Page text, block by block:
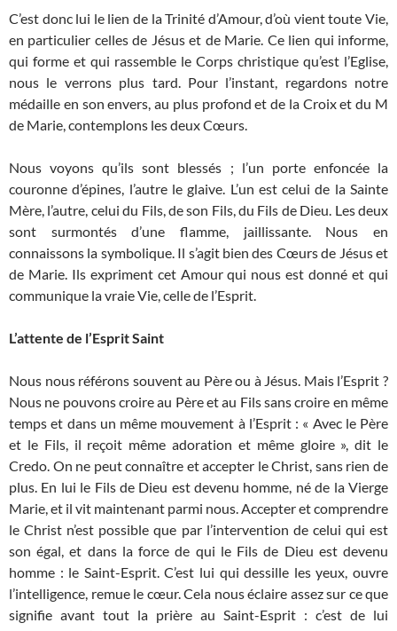
C’est donc lui le lien de la Trinité d’Amour, d’où vient toute Vie,
en particulier celles de Jésus et de Marie. Ce lien qui informe,
qui forme et qui rassemble le Corps christique qu’est l’Eglise,
nous le verrons plus tard. Pour l’instant, regardons notre
médaille en son envers, au plus profond et de la Croix et du M
de Marie, contemplons les deux Cœurs.
Nous voyons qu’ils sont blessés ; l’un porte enfoncée la
couronne d’épines, l’autre le glaive. L’un est celui de la Sainte
Mère, l’autre, celui du Fils, de son Fils, du Fils de Dieu. Les deux
sont surmontés d’une flamme, jaillissante. Nous en
connaissons la symbolique. Il s’agit bien des Cœurs de Jésus et
de Marie. Ils expriment cet Amour qui nous est donné et qui
communique la vraie Vie, celle de l’Esprit.
L’attente de l’Esprit Saint
Nous nous référons souvent au Père ou à Jésus. Mais l’Esprit ?
Nous ne pouvons croire au Père et au Fils sans croire en même
temps et dans un même mouvement à l’Esprit : « Avec le Père
et le Fils, il reçoit même adoration et même gloire », dit le
Credo. On ne peut connaître et accepter le Christ, sans rien de
plus. En lui le Fils de Dieu est devenu homme, né de la Vierge
Marie, et il vit maintenant parmi nous. Accepter et comprendre
le Christ n’est possible que par l’intervention de celui qui est
son égal, et dans la force de qui le Fils de Dieu est devenu
homme : le Saint-Esprit. C’est lui qui dessille les yeux, ouvre
l’intelligence, remue le cœur. Cela nous éclaire assez sur ce que
signifie avant tout la prière au Saint-Esprit : c’est de lui